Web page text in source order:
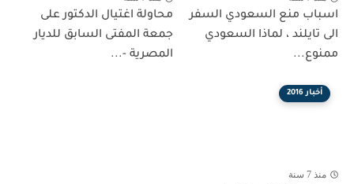
اسباب منع السعودي السفر
الى تايلند ، لماذا السعودي
ممنوع...
محاولة اغتيال الدكتور على
جمعة المفتى السابق للديار
المصرية -...
أخبار 2016
منذ 7 سنة